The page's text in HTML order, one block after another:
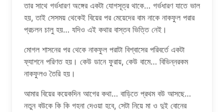
তার সাথে গর্ভধারণ অঙ্গের একটা যোগসূত্র থাকে… গর্ভধারণ যাতে ভাল
হয়, তাই সেসময় থেকেই বিয়ের পর মেয়েদের বাম নাকে নাকফুল পরার
প্রচলন চালু হয়… যদিও এই কথার বাস্তব ভিত্তি নেই।
মোগল শাসনের পর থেকে নাকফুল পরাটা বিশ্বাসের পরিবর্তে একটা
ফ্যাশনে পরিণত হয়। কেউ ডানে ফুরায়, কেউ বামে… বিভিন্নরকম
নাকফুলও তৈরি হয়।
আমার বিয়ের কয়েকদিন আগের কথা… বাড়িতে প্রথম বউ আসছে…
নতুন বউকে কি কি গহনা দেওয়া হবে, সেটা নিয়ে মা ও দুই বোনের